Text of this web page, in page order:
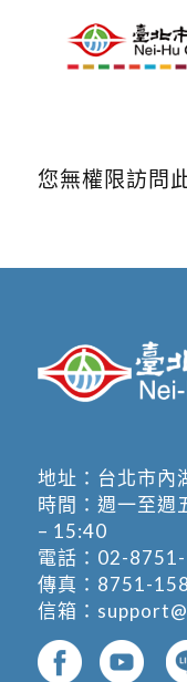
您無權限訪問
地址： 台北市內
時間：週一至
– 15:40
電話： 02-
傳真：8751-
信箱：